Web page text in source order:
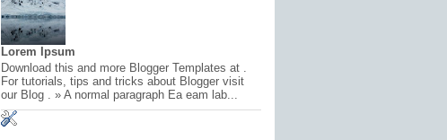
Lorem Ipsum
Download this and more Blogger Templates at .
For tutorials, tips and tricks about Blogger visit
our Blog . » A normal paragraph Ea eam lab...